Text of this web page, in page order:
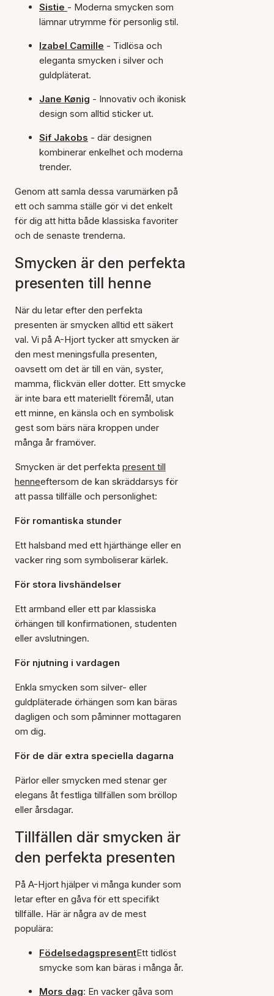
Sistie - Moderna smycken som
lämnar utrymme för personlig stil.
Izabel Camille - Tidlösa och
eleganta smycken i silver och
guldpläterat.
Jane Kønig - Innovativ och ikonisk
design som alltid sticker ut.
Sif Jakobs - där designen
kombinerar enkelhet och moderna
trender.
Genom att samla dessa varumärken på
ett och samma ställe gör vi det enkelt
för dig att hitta både klassiska favoriter
och de senaste trenderna.
Smycken är den perfekta
presenten till henne
När du letar efter den perfekta
presenten är smycken alltid ett säkert
val. Vi på A-Hjort tycker att smycken är
den mest meningsfulla presenten,
oavsett om det är till en vän, syster,
mamma, flickvän eller dotter. Ett smycke
är inte bara ett materiellt föremål, utan
ett minne, en känsla och en symbolisk
gest som bärs nära kroppen under
många år framöver.
Smycken är det perfekta present till
henneeftersom de kan skräddarsys för
att passa tillfälle och personlighet:
För romantiska stunder
Ett halsband med ett hjärthänge eller en
vacker ring som symboliserar kärlek.
För stora livshändelser
Ett armband eller ett par klassiska
örhängen till konfirmationen, studenten
eller avslutningen.
För njutning i vardagen
Enkla smycken som silver- eller
guldpläterade örhängen som kan bäras
dagligen och som påminner mottagaren
om dig.
För de där extra speciella dagarna
Pärlor eller smycken med stenar ger
elegans åt festliga tillfällen som bröllop
eller årsdagar.
Tillfällen där smycken är
den perfekta presenten
På A-Hjort hjälper vi många kunder som
letar efter en gåva för ett specifikt
tillfälle. Här är några av de mest
populära:
FödelsedagspresentEtt tidlöst
smycke som kan bäras i många år.
Mors dag: En vacker gåva som